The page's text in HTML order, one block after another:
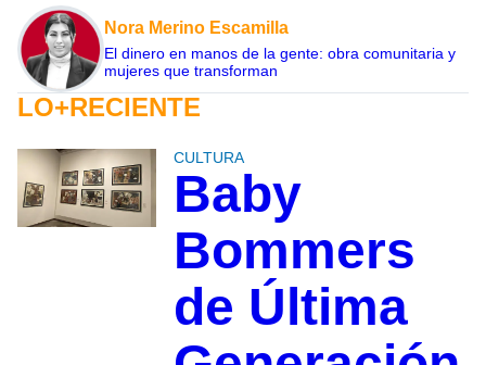
Nora Merino Escamilla
El dinero en manos de la gente: obra comunitaria y
mujeres que transforman
LO+RECIENTE
CULTURA
Baby
Bommers
de Última